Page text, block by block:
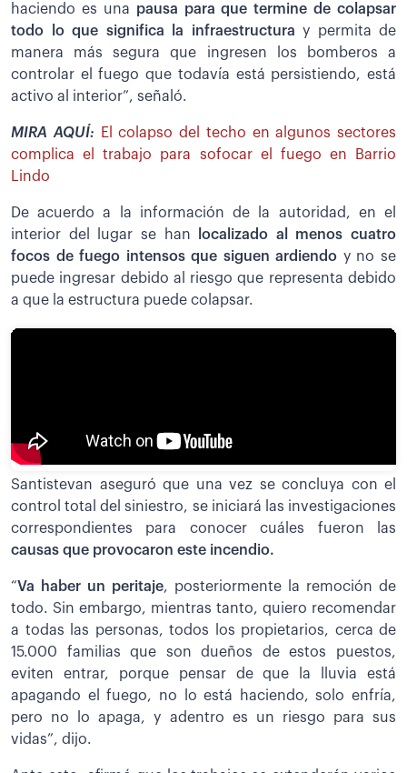
haciendo es una pausa para que termine de colapsar
todo lo que significa la infraestructura y permita de
manera más segura que ingresen los bomberos a
controlar el fuego que todavía está persistiendo, está
activo al interior”, señaló.
MIRA AQUÍ:
El colapso del techo en algunos sectores
complica el trabajo para sofocar el fuego en Barrio
Lindo
De acuerdo a la información de la autoridad, en el
interior del lugar se han
localizado al menos cuatro
focos de fuego intensos que siguen ardiendo y no se
puede ingresar debido al riesgo que representa debido
a que la estructura puede colapsar.
Santistevan aseguró que una vez se concluya con el
control total del siniestro, se iniciará las investigaciones
correspondientes para conocer cuáles fueron las
causas que provocaron este incendio.
“Va haber un peritaje, posteriormente la remoción de
todo. Sin embargo, mientras tanto, quiero recomendar
a todas las personas, todos los propietarios, cerca de
15.000 familias que son dueños de estos puestos,
eviten entrar, porque pensar de que la lluvia está
apagando el fuego, no lo está haciendo, solo enfría,
pero no lo apaga, y adentro es un riesgo para sus
vidas”, dijo.